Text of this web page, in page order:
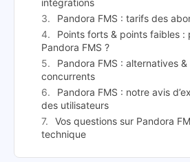
intégrations
Pandora FMS : tarifs des
Points forts & points faibles :
Pandora FMS ?
Pandora FMS : alternatives
concurrents
Pandora FMS : notre avis
des utilisateurs
Vos questions sur Pandora
technique